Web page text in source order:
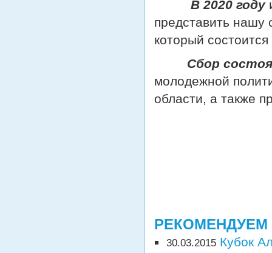
В 2020 году
представить нашу
который
Сбор
молодежной
области, а также
30.03.2015 Кубок